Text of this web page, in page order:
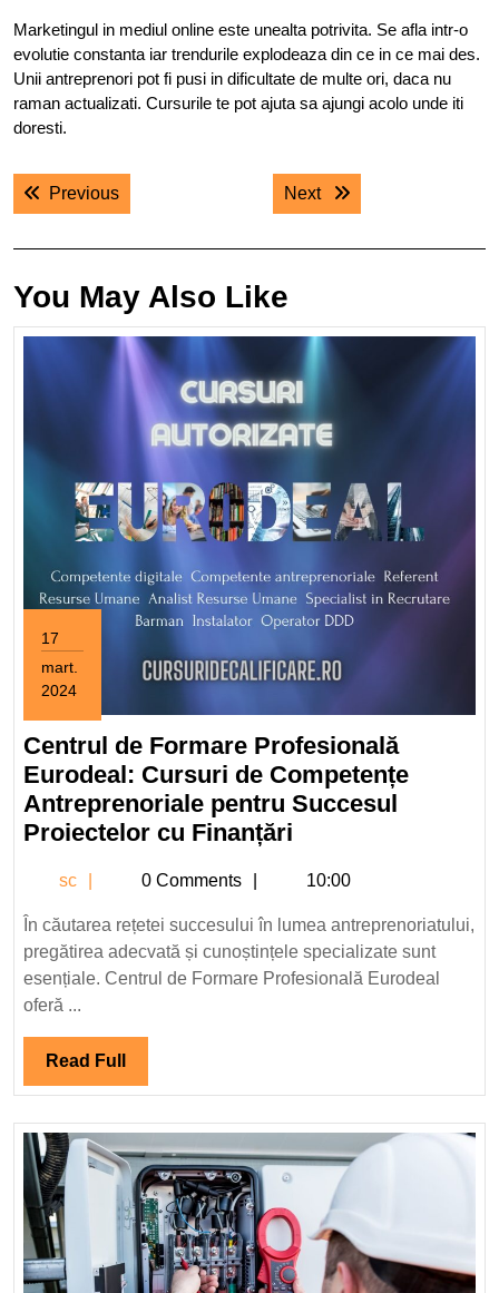
Marketingul in mediul online este unealta potrivita. Se afla intr-o
evolutie constanta iar trendurile explodeaza din ce in ce mai des.
Unii antreprenori pot fi pusi in dificultate de multe ori, daca nu
raman actualizati. Cursurile te pot ajuta sa ajungi acolo unde iti
doresti.
Navigare
în
PreviousPrevious post: Next Next post:
You May Also Like
17
mart.
2024
martie
2024
Centrul de Formare Profesională
Eurodeal: Cursuri de Competențe
Antreprenoriale pentru Succesul
Proiectelor cu Finanțări
Formare
Profesională
Eurodeal:
Cursuri
pentru
Succesul
Proiectelor
Finanțări
sc 0 Comments 10:00
În căutarea rețetei succesului în lumea antreprenoriatului,
pregătirea adecvată și cunoștințele specializate sunt
esențiale. Centrul de Formare Profesională Eurodeal
oferă ...
Read Full Read
Full